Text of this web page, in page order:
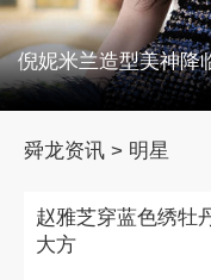
倪妮米兰造型美神降
舜龙资讯 > 明星
赵雅芝穿蓝色绣牡
大方